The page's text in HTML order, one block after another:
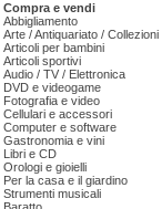
Compra e vendi
Abbigliamento
Arte / Antiquariato / Collezioni
Articoli per bambini
Articoli sportivi
Audio / TV / Elettronica
DVD e videogame
Fotografia e video
Cellulari e accessori
Computer e software
Gastronomia e vini
Libri e CD
Orologi e gioielli
Per la casa e il giardino
Strumenti musicali